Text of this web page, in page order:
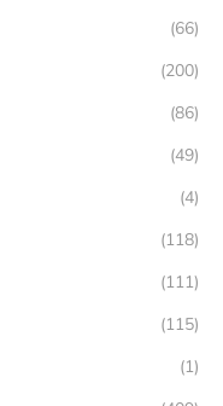
(66)
(200)
(86)
(49)
(4)
(118)
(111)
(115)
(1)